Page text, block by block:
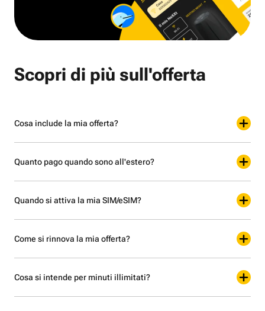
Scopri di più sull'offerta
Cosa include la mia offerta?
Quanto pago quando sono all'estero?
Quando si attiva la mia SIM/eSIM?
Come si rinnova la mia offerta?
Cosa si intende per minuti illimitati?